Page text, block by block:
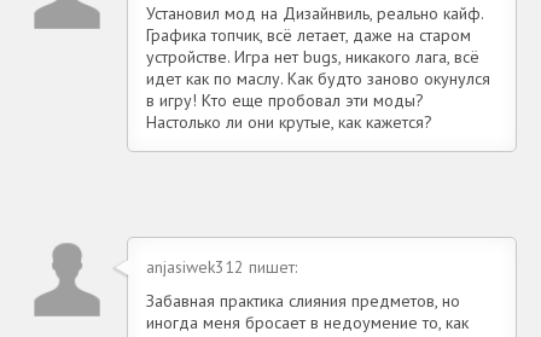
Установил мод на Дизайнвиль, реально кайф.
Графика топчик, всё летает, даже на старом
устройстве. Игра нет bugs, никакого лага, всё
идет как по маслу. Как будто заново окунулся
в игру! Кто еще пробовал эти моды?
Настолько ли они крутые, как кажется?
anjasiwek312 пишет:
Забавная практика слияния предметов, но
иногда меня бросает в недоумение то, как